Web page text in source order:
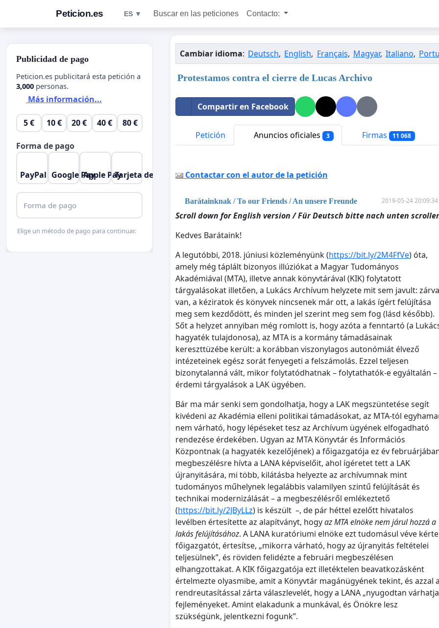
Peticion.es ES ▼ Buscar en las peticiones Contacto:
Cambiar idioma: Deutsch, English, Français, Magyar, Italiano,
Protestamos contra el cierre de Lucas Archivo
Compartir en Facebook
Petición Anuncios oficiales 3 Firmas 11 068
Contactar con el autor de la petición
Barátainknak / To our Friends / An unsere Freunde 2019-05-24 20:09:34
Scroll down for English version / Für Deutsch bitte nach unten
Kedves Barátaink!
A legutóbbi, 2018. júniusi közleményünk (https://bit.ly/2M4FfVe) óta,
amely még táplált bizonyos illúziókat a Magyar Tudományos
Akadémiával (MTA), illetve annak könyvtárával (KIK) folytatott
tárgyalásokat illetően, a Lukács Archívum helyzete mit sem javult: zárva
van, a kéziratok és könyvek nincsenek már ott, a lakás ígért felújítása
meg sem kezdődött, és minden jel szerint meg sem fog (lásd később).
Sőt a helyzet annyiban még romlott is, hogy azóta a fenntartó (a
hagyaték tulajdonosa), az MTA is a kormány támadásainak
kereszttüzébe került: a korábban viszonylagos autonómiát élvező
intézeteinek egész sorát fenyegeti a felszámolás. Ezzel teljesen
bizonytalanná vált, mikor folytatódhatnak – folytathatók-e egyáltalán –
érdemi tárgyalások a LAK ügyében.
Bár ma már senki sem gondolhatja, hogy a LAK megszüntetése segít
kivédeni az Akadémia elleni politikai támadásokat, az MTA-tól
nem várható, hogy lépéseket tesz az Archívum ügyének elfogadható
rendezése érdekében. Ugyan az MTA Könyvtár és Információs
Központnak (a hagyaték kezelőjének) a főigazgatója ez év
megbeszélésre hívta a LANA képviselőit, ahol ígéretet tett a LAK
újranyitására, mi több, kilátásba helyezte az archívumnak mint
tudományos műhelynek legalábbis valamilyen szintű felújítását és
technikai modernizálását – a megbeszélésről emlékeztető
(https://bit.ly/2JByLLz) is készült –, de pár héttel ezelőtt hivatalos
levélben értesítette az alapítványt, hogyaz MTA elnöke nem járul hozzá a
lakás felújításához. A LANA kuratóriumi elnöke ezt tudomásul véve
főigazgatót, értesítse, „mikorra várható, hogy az újranyitás feltételei
teljesülnek”, és röviden felidézte a februári megbeszélésen
elhangzottakat. A KIK főigazgatója ezt illetéktelen beavatkozásként
értelmezte olyasmibe, amit a Könyvtár magánügyének tekint, és azzal
rendreutasítással zárta válaszlevelét, hogy a LANA „nyugodtan
fejleményeket. Amint elakadunk a munkával, és Önökre lesz
szükségünk, jelentkezni fogunk”.
Publicidad de pago
Peticion.es publicitará esta petición a
3,000 personas.
Más información...
5 € 10 € 20 € 40 € 80 €
Forma de pago
PayPal Google PayApple PayTarjeta de crédito
Forma de pago
Elige un método de pago para continuar.